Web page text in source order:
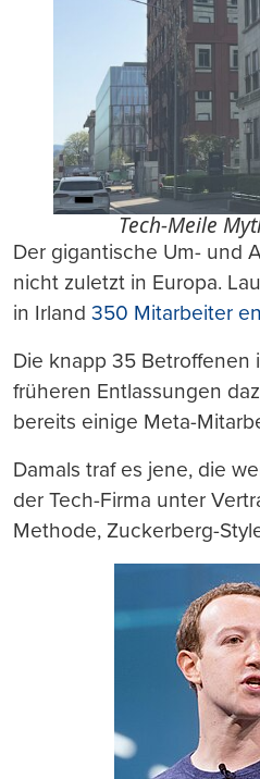
Tech-Meile
Der gigantische Um- und
nicht zuletzt in Europa.
in Irland 350 Mitarbeiter
Die knapp 35 Betroffenen
früheren Entlassungen
bereits einige Meta-
Damals traf es jene, die
der Tech-Firma unter
Methode, Zuckerberg-